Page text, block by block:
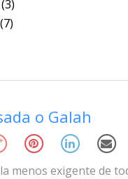
(3)
(7)
o Galah
menos exigente de